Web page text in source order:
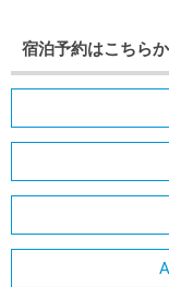
宿泊予約はこちら